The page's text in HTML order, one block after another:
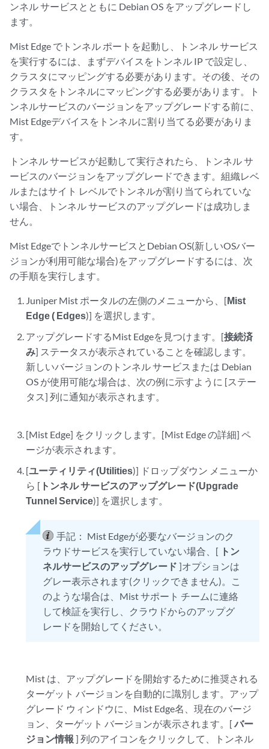
ンネル サービスとともに Debian OS をアップグレードし
ます。
Mist Edge でトンネル ポートを起動し、トンネル サービス
を実行するには、まずデバイスをトンネル IP で設定し、
クラスタにマッピングする必要があります。その後、その
クラスタをトンネルにマッピングする必要があります。ト
ンネルサービスのバージョンをアップグレードする前に、
Mist Edgeデバイスをトンネルに割り当てる必要がありま
す。
トンネル サービスが起動して実行されたら、トンネル サ
ービスのバージョンをアップグレードできます。組織レベ
ルまたはサイト レベルでトンネルが割り当てられていな
い場合、トンネル サービスのアップグレードは成功しま
せん。
Mist EdgeでトンネルサービスとDebian OS(新しいOSバー
ジョンが利用可能な場合)をアップグレードするには、次
の手順を実行します。
Juniper Mist ポータルの左側のメニューから、[Mist
Edge ( Edges)] を選択します。
アップグレードするMist Edgeを見つけます。[接続済
み] ステータスが表示されていることを確認します。
新しいバージョンのトンネル サービスまたは Debian
OS が使用可能な場合は、次の例に示すように [ステー
タス] 列に通知が表示されます。
[Mist Edge] をクリックします。[Mist Edge の詳細] ペ
ージが表示されます。
[ユーティリティ(Utilities)] ドロップダウン メニューか
ら [ トンネル サービスのアップグレード(Upgrade
Tunnel Service)] を選択します。
手記： Mist Edgeが必要なバージョンのク
ラウドサービスを実行していない場合、[ トン
ネルサービスのアップグレード]オプションは
グレー表示されます(クリックできません)。こ
のような場合は、Mist サポート チームに連絡
して検証を実行し、クラウドからのアップグ
レードを開始してください。
Mist は、アップグレードを開始するために推奨される
ターゲット バージョンを自動的に識別します。アップ
グレード ウィンドウに、Mist Edge名、現在のバージ
ョン、ターゲット バージョンが表示されます。[バー
ジョン情報 ] 列のアイコンをクリックして、トンネル